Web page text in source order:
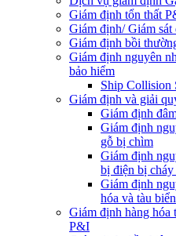
Giám định tổn thất
Giám định/ Giám sát
Giám định bồi
Giám định nguyên
bảo hiểm
Ship Collision
Giám định và giải
Giám định
Giám định
gỗ bị chìm
Giám định
bị điện bị cháy
Giám định
hóa và tàu biển
Giám định hàng hóa
P&I